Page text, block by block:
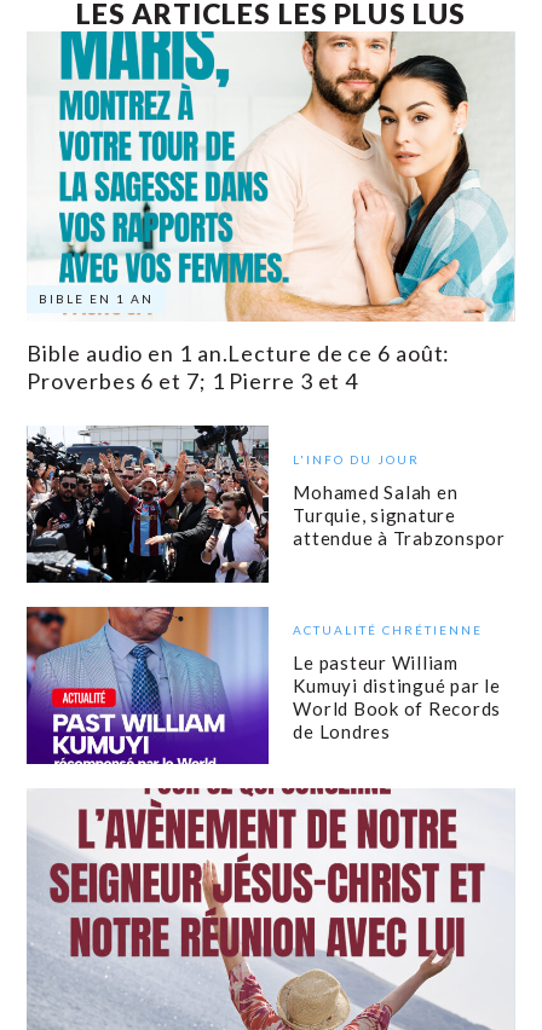
LES ARTICLES LES PLUS LUS
BIBLE EN 1 AN
Bible audio en 1 an.Lecture de ce 6 août:
Proverbes 6 et 7; 1 Pierre 3 et 4
L'INFO DU JOUR
Mohamed Salah en
Turquie, signature
attendue à Trabzonspor
ACTUALITÉ CHRÉTIENNE
Le pasteur William
Kumuyi distingué par le
World Book of Records
de Londres